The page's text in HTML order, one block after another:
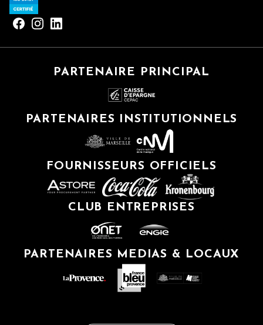
PARTENAIRE PRINCIPAL
PARTENAIRES INSTITUTIONNELS
FOURNISSEURS OFFICIELS
CLUB ENTREPRISES
PARTENAIRES MEDIAS & LOCAUX